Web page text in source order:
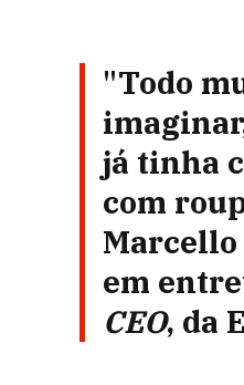
"Todo
já tinha
com
Marcello
em
CEO, da